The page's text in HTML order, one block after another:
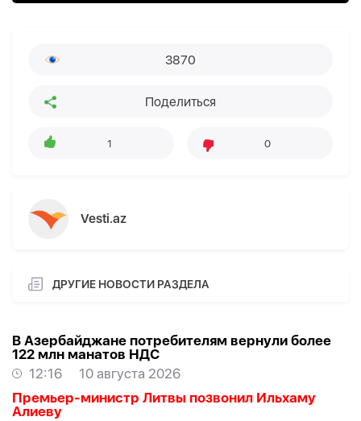
3870
Поделиться
1 0
Vesti.az
ДРУГИЕ НОВОСТИ РАЗДЕЛА
В Азербайджане потребителям вернули более
122 млн манатов НДС
12:16
10 августа 2026
Премьер-министр Литвы позвонил Ильхаму
Алиеву